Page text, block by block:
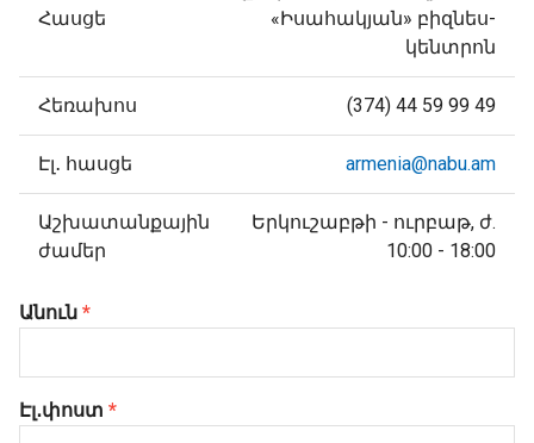
Հասցե
«Իսահակյան» բիզնես-
կենտրոն
Հեռախոս (374) 44 59 99 49
Էլ․ հասցե armenia@nabu.am
Աշխատանքային
ժամեր
Երկուշաբթի - ուրբաթ, ժ.
10:00 - 18:00
Անուն *
Էլ․փոստ *